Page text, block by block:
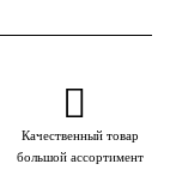
Качественный товар
большой ассортимент